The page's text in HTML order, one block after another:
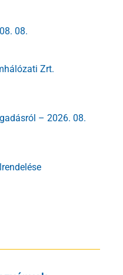
08.
Zrt.
– 2026. 08.